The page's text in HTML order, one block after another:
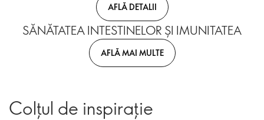
AFLĂ DETALII
SĂNĂTATEA INTESTINELOR ȘI IMUNITATEA
AFLĂ MAI MULTE
Colțul de inspirație